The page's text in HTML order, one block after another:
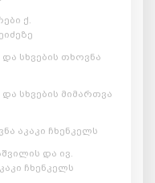
ქ.
სხვების თხოვნა
სხვების მიმართვა
აკაკი ჩხენკელს
და ივ.
ჩხენკელს